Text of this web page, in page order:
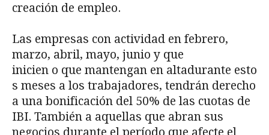
creación de empleo.
Las empresas con actividad en febrero,
marzo, abril, mayo, junio y que
inicien o que mantengan en altadurante esto
s meses a los trabajadores, tendrán derecho
a una bonificación del 50% de las cuotas de
IBI. También a aquellas que abran sus